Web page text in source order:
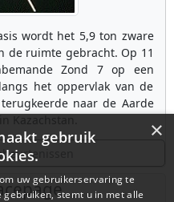
wordt het 5,9 ton zware
de ruimte gebracht. Op 11
Zond 7 op een
het oppervlak van de
naar de Aarde
×
gebruik
uw gebruikerservaring te
stemt u in met alle